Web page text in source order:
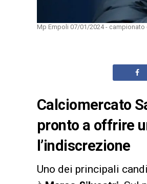
Mp Empoli 07/01/2024 -
Calciomercato
pronto a offrire
l’indiscrezione
Uno dei principali